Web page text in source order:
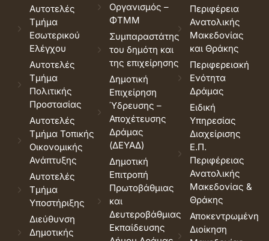
Αυτοτελές
Τμήμα
Εσωτερικού
Ελέγχου
Αυτοτελές
Τμήμα
Πολιτικής
Προστασίας
Αυτοτελές
Τμήμα Τοπικής
Οικονομικής
Ανάπτυξης
Αυτοτελές
Τμήμα
Υποστήριξης
Διεύθυνση
Δημοτικής
Οργανισμός –
ΦΤΜΜ
Συμπαραστάτης
του δημότη και
της επιχείρησης
Δημοτική
Επιχείρηση
Ύδρευσης –
Αποχέτευσης
Δράμας
(ΔΕΥΑΔ)
Δημοτική
Επιτροπή
Πρωτοβάθμιας
και
Δευτεροβάθμιας
Εκπαίδευσης
Περιφέρεια
Ανατολικής
Μακεδονίας
και Θράκης
Περιφερειακή
Ενότητα
Δράμας
Ειδική
Υπηρεσίας
Διαχείρισης
Ε.Π.
Περιφέρειας
Ανατολικής
Μακεδονίας &
Θράκης
Αποκεντρωμένη
Διοίκηση